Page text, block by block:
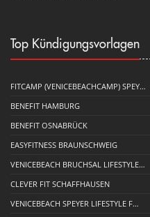
Top Kündigungsvorlagen
FITCAMP (VENICEBEACHCAMP) SPEY…
BENEFIT HAMBURG
BENEFIT OSNABRÜCK
EASYFITNESS BRAUNSCHWEIG
VENICEBEACH BRUCHSAL LIFESTYLE…
CLEVER FIT SCHAFFHAUSEN
VENICEBEACH SPEYER LIFESTYLE F…